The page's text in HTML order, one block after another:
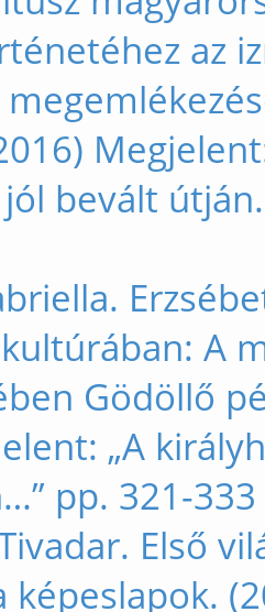
az
bevált
A
Gödöllő
„A
pp. 321-333
Első
képeslapok.